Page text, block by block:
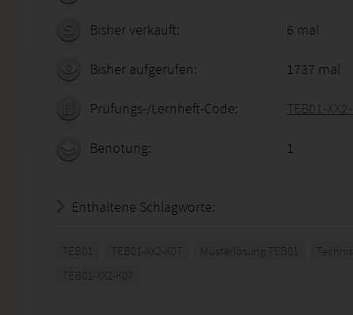
Bisher verkauft: 6 mal
Bisher aufgerufen: 1737 mal
Prüfungs-/Lernheft-Code: TEB01-
Benotung: 1
Enthaltene Schlagworte:
TEB01 TEB01-XX2-K07 Musterlösung TEB01
TEB01-XX2-K07